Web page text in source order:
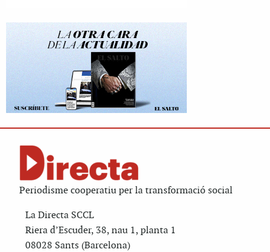
Periodisme cooperatiu per la transformació social
La Directa SCCL
Riera d’Escuder, 38, nau 1, planta 1
08028 Sants (Barcelona)